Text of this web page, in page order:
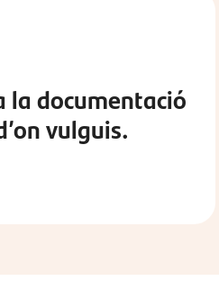
la documentació
vulguis.